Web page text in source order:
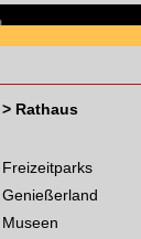
> Rathaus
Freizeitparks
Genießerland
Museen